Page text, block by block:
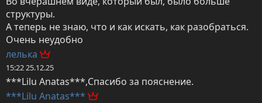
структуры.
А теперь не знаю, что и как искать, как разобраться.
Очень неудобно
лeлька
15:22 25.12.25
***Lilu Anatas***,Спасибо за пояснение.
***Lilu Anatas***